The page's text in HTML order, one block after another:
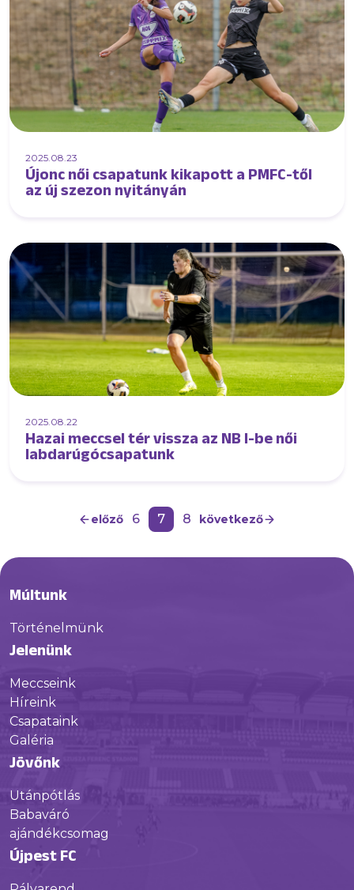
2025.08.23
Újonc női csapatunk kikapott a PMFC-től
az új szezon nyitányán
2025.08.22
Hazai meccsel tér vissza az NB I-be női
labdarúgócsapatunk
előző 6 7 8 következő
Múltunk
Történelmünk
Jelenünk
Meccseink
Híreink
Csapataink
Galéria
Jövőnk
Utánpótlás
Babaváró
ajándékcsomag
Újpest FC